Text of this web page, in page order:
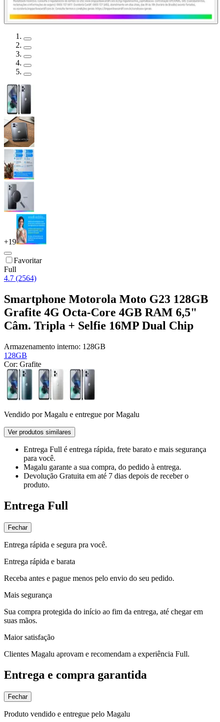
+19
Favoritar
Full
4.7 (2564)
Smartphone Motorola Moto G23 128GB
Grafite 4G Octa-Core 4GB RAM 6,5"
Câm. Tripla + Selfie 16MP Dual Chip
Armazenamento interno: 128GB
128GB
Cor: Grafite
Vendido porMagalu e entregue por Magalu
Ver produtos similares
Entrega Full é entrega rápida, frete barato e mais segurança
para você.
Magalu garante a sua compra, do pedido à entrega.
Devolução Gratuita em até 7 dias depois de receber o
produto.
Entrega Full
Fechar
Entrega rápida e segura pra você.
Entrega rápida e barata
Receba antes e pague menos pelo envio do seu pedido.
Mais segurança
Sua compra protegida do início ao fim da entrega, até chegar em
suas mãos.
Maior satisfação
Clientes Magalu aprovam e recomendam a experiência Full.
Entrega e compra garantida
Fechar
Produto vendido e entregue pelo Magalu